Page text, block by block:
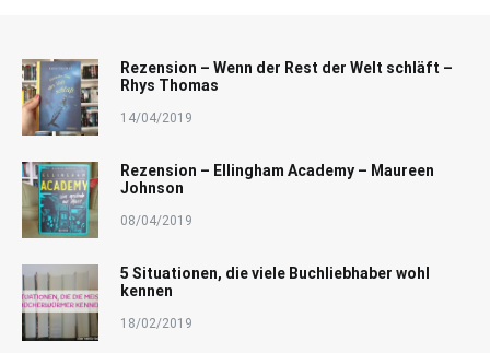
Rezension – Wenn der Rest der Welt schläft –
Rhys Thomas
14/04/2019
Rezension – Ellingham Academy – Maureen
Johnson
08/04/2019
5 Situationen, die viele Buchliebhaber wohl
kennen
18/02/2019